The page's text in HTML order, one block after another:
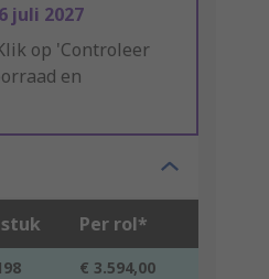
juli 2027
op 'Controleer
en
Per rol*
€ 3.594,00